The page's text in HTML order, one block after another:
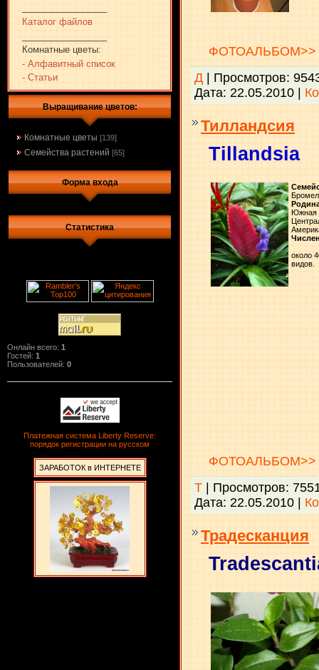
Каталог файлов
Комнатные цветы:
- Алфавитный список
- Статьи
Выращивание цветов:
Комнатные цветы [139]
Семейства растений [65]
Форма входа
Статистика
Онлайн всего: 1
Гостей: 1
Пользователей: 0
Платежная система Liberty Reserve:
порядок регистрации на русском
ЗАРАБОТОК в ИНТЕРНЕТЕ
ФОТОАЛЬБОМ>>
Д | Просмотров:
Дата: 22.05.2010 |
Тилландсия
Tillandsia
Южная
около
видов.
ФОТОАЛЬБОМ>>
Т | Просмотров:
Дата: 22.05.2010 |
Традесканция